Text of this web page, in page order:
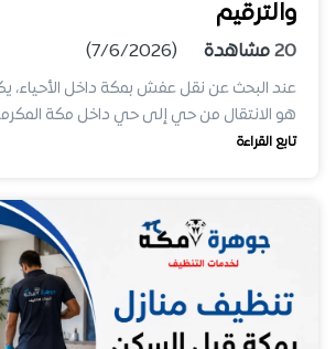
والترقيم
20 مشاهدة (7/6/2026)
عند البحث عن نقل عفش بمكة داخل الأحياء،
هو الانتقال من حي إلى حي داخل مكة
تابع القراءة